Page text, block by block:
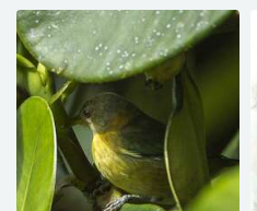
/ Piranga rubra